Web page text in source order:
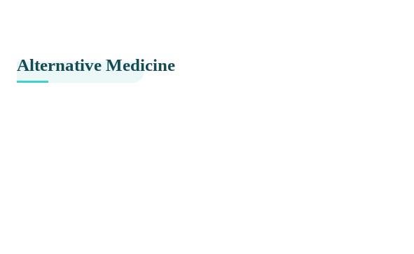
Alternative Medicine